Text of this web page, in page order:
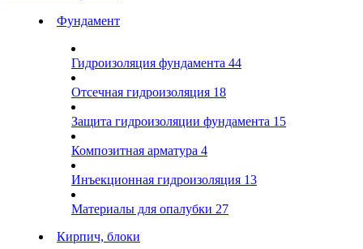
Фундамент
Гидроизоляция фундамента 44
Отсечная гидроизоляция 18
Защита гидроизоляции фундамента 15
Композитная арматура 4
Инъекционная гидроизоляция 13
Материалы для опалубки 27
Кирпич, блоки